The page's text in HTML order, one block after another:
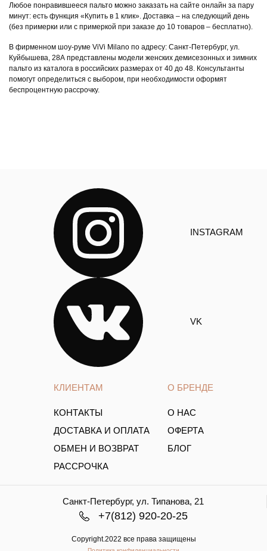
Любое понравившееся пальто можно заказать на сайте онлайн за пару
минут: есть функция «Купить в 1 клик». Доставка – на следующий день
(без примерки или с примеркой при заказе до 10 товаров – бесплатно).
В фирменном шоу-руме ViVi Milano по адресу: Санкт-Петербург, ул.
Куйбышева, 28А представлены модели женских демисезонных и зимних
пальто из каталога в российских размерах от 40 до 48. Консультанты
помогут определиться с выбором, при необходимости оформят
беспроцентную рассрочку.
КЛИЕНТАМ
КОНТАКТЫ
ДОСТАВКА И ОПЛАТА
ОБМЕН И ВОЗВРАТ
РАССРОЧКА
О БРЕНДЕ
О НАС
ОФЕРТА
БЛОГ
INSTAGRAM
VK
Санкт-Петербург, ул. Типанова, 21
+7(812) 920-20-25
Copyright.2022 все права защищены